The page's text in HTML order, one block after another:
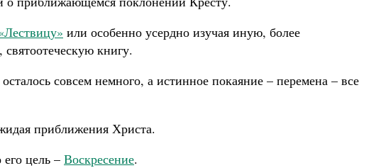
или особенно усердно изучая иную, более
книгу.
совсем немного, а истинное покаяние – перемена – все
приближения Христа.
цель – Воскресение.